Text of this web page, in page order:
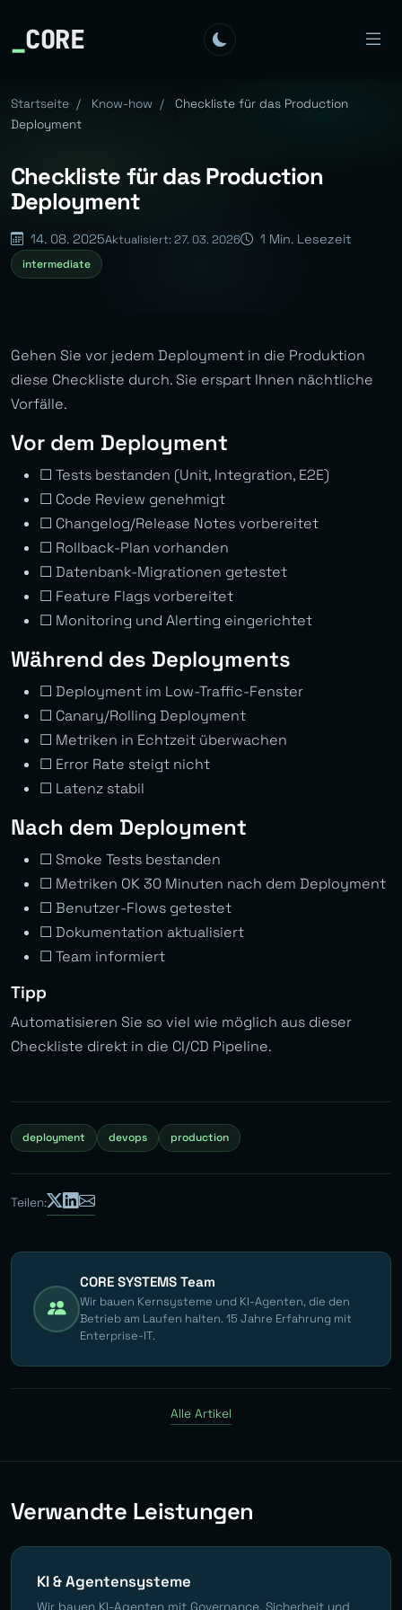
_CORE
Startseite / Know-how /
Checkliste für das Production
Deployment
Checkliste für das Production
Deployment
14. 08. 2025Aktualisiert: 27. 03. 2026 1 Min. Lesezeit
intermediate
Gehen Sie vor jedem Deployment in die Produktion
diese Checkliste durch. Sie erspart Ihnen nächtliche
Vorfälle.
Vor dem Deployment
☐ Tests bestanden (Unit, Integration, E2E)
☐ Code Review genehmigt
☐ Changelog/Release Notes vorbereitet
☐ Rollback-Plan vorhanden
☐ Datenbank-Migrationen getestet
☐ Feature Flags vorbereitet
☐ Monitoring und Alerting eingerichtet
Während des Deployments
☐ Deployment im Low-Traffic-Fenster
☐ Canary/Rolling Deployment
☐ Metriken in Echtzeit überwachen
☐ Error Rate steigt nicht
☐ Latenz stabil
Nach dem Deployment
☐ Smoke Tests bestanden
☐ Metriken OK 30 Minuten nach dem Deployment
☐ Benutzer-Flows getestet
☐ Dokumentation aktualisiert
☐ Team informiert
Tipp
Automatisieren Sie so viel wie möglich aus dieser
Checkliste direkt in die CI/CD Pipeline.
deployment devops production
Teilen:
CORE SYSTEMS Team
Wir bauen Kernsysteme und KI-Agenten, die den
Betrieb am Laufen halten. 15 Jahre Erfahrung mit
Enterprise-IT.
Alle Artikel
Verwandte Leistungen
KI & Agentensysteme